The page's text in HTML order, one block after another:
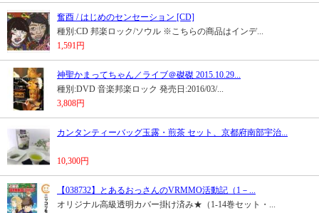
奮酉 / はじめのセンセーション [CD]
種別:CD 邦楽ロック/ソウル ※こちらの商品はインデ...
1,591円
神聖かまってちゃん／ライブ＠磔磔 2015.10.29...
種別:DVD 音楽邦楽ロック 発売日:2016/03/...
3,808円
カンタンティーバッグ玉露・煎茶 セット、京都府南部宇治...
10,300円
【038732】とあるおっさんのVRMMO活動記（1－...
オリジナル高級透明カバー掛け済み★（1-14巻セット・...